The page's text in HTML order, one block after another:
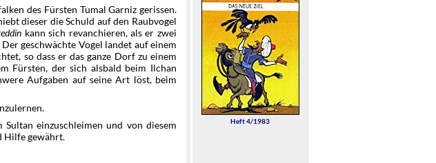
Heft 4/1983
des Fürsten Tumal Garniz gerissen.
dieser die Schuld auf den Raubvogel
kann sich revanchieren, als er zwei
geschwächte Vogel landet auf einem
so dass er das ganze Dorf zu einem
Fürsten, der sich alsbald beim Ilchan
Aufgaben auf seine Art löst, beim
einzuschleimen und von diesem
Hilfe gewährt.